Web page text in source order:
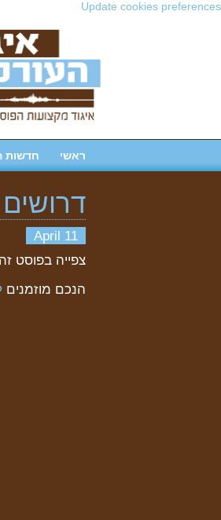
Update cookies preferences
ראשי חדשות
11 April
צפייה בפוסט
הנכם מוזמנים